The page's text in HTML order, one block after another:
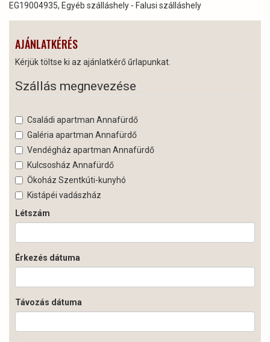
EG19004935, Egyéb szálláshely - Falusi szálláshely
AJÁNLATKÉRÉS
Kérjük töltse ki az ajánlatkérő űrlapunkat.
Szállás megnevezése
Családi apartman Annafürdő
Galéria apartman Annafürdő
Vendégház apartman Annafürdő
Kulcsosház Annafürdő
Ökoház Szentkúti-kunyhó
Kistápéi vadászház
Létszám
Érkezés dátuma
Távozás dátuma